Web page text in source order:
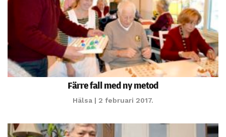
Färre fall med ny metod
Hälsa | 2 februari 2017.